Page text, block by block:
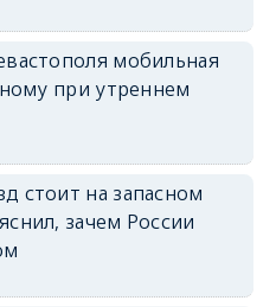
мобильная
при утреннем
стоит на запасном
зачем России